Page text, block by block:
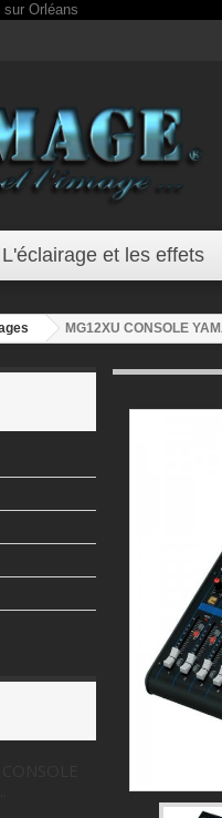
L'éclairage et les effets
MG12XU CONSOLE